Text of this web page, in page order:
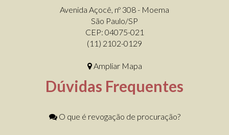
Avenida Açocê, nº 308 - Moema
São Paulo/SP
CEP: 04075-021
(11) 2102-0129
Ampliar Mapa
Dúvidas Frequentes
O que é revogação de procuração?